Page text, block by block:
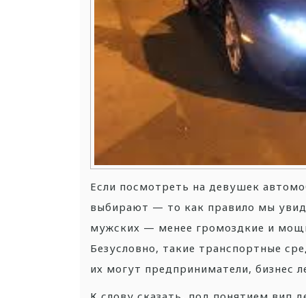
Если посмотреть на девушек
выбирают — то как правило мы
мужских — менее громоздкие и
Безусловно, такие транспортные
их могут предприниматели, бизнес